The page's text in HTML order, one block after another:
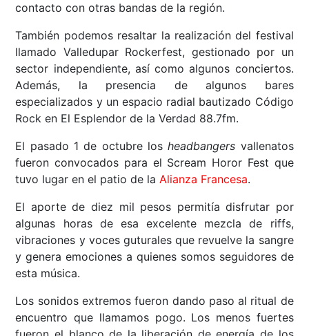
contacto con otras bandas de la región.
También podemos resaltar la realización del festival
llamado Valledupar Rockerfest, gestionado por un
sector independiente, así como algunos conciertos.
Además, la presencia de algunos bares
especializados y un espacio radial bautizado Código
Rock en El Esplendor de la Verdad 88.7fm.
El pasado 1 de octubre losheadbangers vallenatos
fueron convocados para el Scream Horor Fest que
tuvo lugar en el patio de laAlianza Francesa.
El aporte de diez mil pesos permitía disfrutar por
algunas horas de esa excelente mezcla de riffs,
vibraciones y voces guturales que revuelve la sangre
y genera emociones a quienes somos seguidores de
esta música.
Los sonidos extremos fueron dando paso al ritual de
encuentro que llamamos pogo. Los menos fuertes